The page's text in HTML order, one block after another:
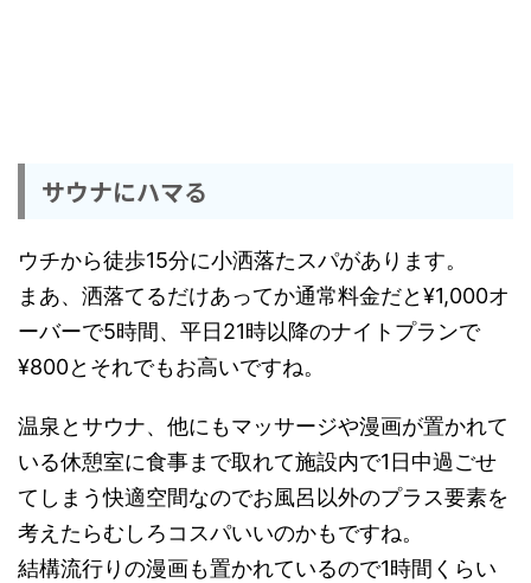
サウナにハマる
ウチから徒歩15分に小洒落たスパがあります。
まあ、洒落てるだけあってか通常料金だと¥1,000オ
ーバーで5時間、平日21時以降のナイトプランで
¥800とそれでもお高いですね。
温泉とサウナ、他にもマッサージや漫画が置かれて
いる休憩室に食事まで取れて施設内で1日中過ごせ
てしまう快適空間なのでお風呂以外のプラス要素を
考えたらむしろコスパいいのかもですね。
結構流行りの漫画も置かれているので1時間くらい